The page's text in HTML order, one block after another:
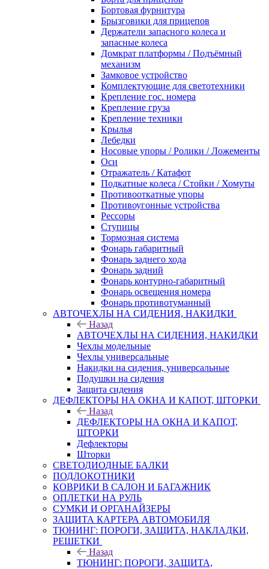
Бортовая фурнитура
Брызговики для прицепов
Держатели запасного колеса и
запасные колеса
Домкрат платформы / Подъёмный
механизм
Замковое устройство
Комплектующие для светотехники
Крепление гос. номера
Крепление груза
Крепление техники
Крылья
Лебедки
Носовые упоры / Ролики / Ложементы
Оси
Отражатель / Катафот
Подкатные колеса / Стойки / Хомуты
Противооткатные упоры
Противоугонные устройства
Рессоры
Ступицы
Тормозная система
Фонарь габаритный
Фонарь заднего хода
Фонарь задний
Фонарь контурно-габаритный
Фонарь освещения номера
Фонарь противотуманный
АВТОЧЕХЛЫ НА СИДЕНИЯ, НАКИДКИ
Назад
АВТОЧЕХЛЫ НА СИДЕНИЯ, НАКИДКИ
Чехлы модельные
Чехлы универсальные
Накидки на сидения, универсальные
Подушки на сидения
Защита сидения
ДЕФЛЕКТОРЫ НА ОКНА И КАПОТ, ШТОРКИ
Назад
ДЕФЛЕКТОРЫ НА ОКНА И КАПОТ,
ШТОРКИ
Дефлекторы
Шторки
СВЕТОДИОДНЫЕ БАЛКИ
ПОДЛОКОТНИКИ
КОВРИКИ В САЛОН И БАГАЖНИК
ОПЛЕТКИ НА РУЛЬ
СУМКИ И ОРГАНАЙЗЕРЫ
ЗАЩИТА КАРТЕРА АВТОМОБИЛЯ
ТЮНИНГ: ПОРОГИ, ЗАЩИТА, НАКЛАДКИ,
РЕШЕТКИ
Назад
ТЮНИНГ: ПОРОГИ, ЗАЩИТА,